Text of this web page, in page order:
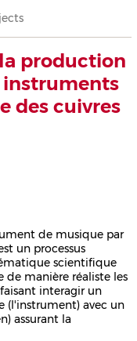
production
instruments
des cuivres
de musique par
un processus
scientifique
de manière réaliste les
interagir un
(l'instrument) avec un
assurant la